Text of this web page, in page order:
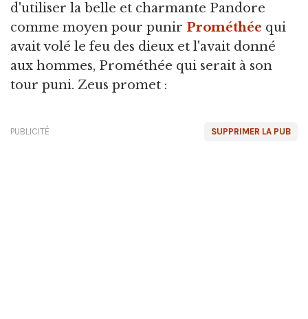
d'utiliser la belle et charmante Pandore
comme moyen pour punir Prométhée qui
avait volé le feu des dieux et l'avait donné
aux hommes, Prométhée qui serait à son
tour puni. Zeus promet :
SUPPRIMER LA PUB
PUBLICITÉ